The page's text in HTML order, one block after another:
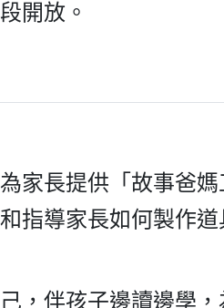
開放。
家長提供「故事爸
指導家長如何製作
，伴孩子邊讀邊學